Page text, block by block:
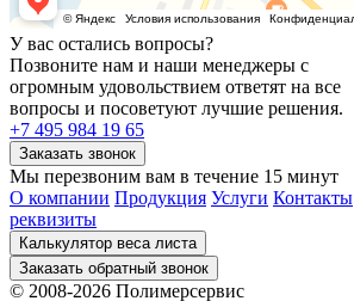
У вас остались вопросы?
Позвоните нам и наши менеджеры с
огромным удовольствием ответят на все
вопросы и посоветуют лучшие решения.
+7 495 984 19 65
Мы перезвоним вам в течение 15 минут
О компании Продукция Услуги Контакты
реквизиты
© 2008-2026 Полимерсервис